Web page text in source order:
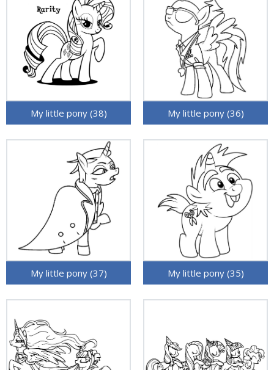
My little pony (38) My little pony (36)
My little pony (37) My little pony (35)